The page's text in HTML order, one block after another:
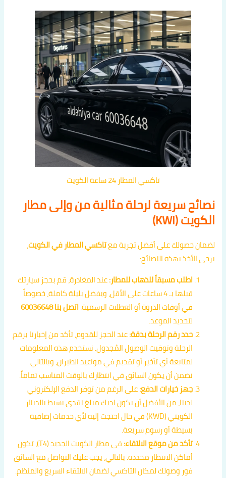
تاكسي المطار 24 ساعة الكويت
نصائح سريعة لرحلة مثالية من وإلى مطار
الكويت (KWI)
لضمان حصولك على أفضل تجربة معتاكسي المطار في الكويت،
يرجى الأخذ بهذه النصائح:
اطلب مسبقاً للذهاب للمطار:عند المغادرة، قم بحجز سيارتك
قبلها بـ 4 ساعات على الأقل، ويفضل بليلة كاملة، خصوصاً
في أوقات الذروة أو العطلات الرسمية.اتصل بنا 60036648
لتحديد الموعد.
حدد رقم الرحلة بدقة:عند الحجز للقدوم، تأكد من إخبارنا برقم
الرحلة وتوقيت الوصول المُجدول. نستخدم هذه المعلومات
لمتابعة أي تأخير أو تقديم في مواعيد الطيران، وبالتالي
نضمن أن يكون السائق في انتظارك بالوقت المناسب تماماً.
جهز خيارات الدفع:على الرغم من توفر الدفع الإلكتروني
لدينا، من الأفضل أن يكون لديك مبلغ نقدي بسيط بالدينار
الكويتي (KWD) في حال احتجت إليه لأي خدمات إضافية
بسيطة أو رسوم سريعة.
تأكد من موقع الالتقاء:
في مطار الكويت الجديد (T4)، تكون
أماكن الانتظار محددة. بالتالي، يجب عليك التواصل مع السائق
فور وصولك لمكان التاكسي لضمان الالتقاء السريع والمنظم.